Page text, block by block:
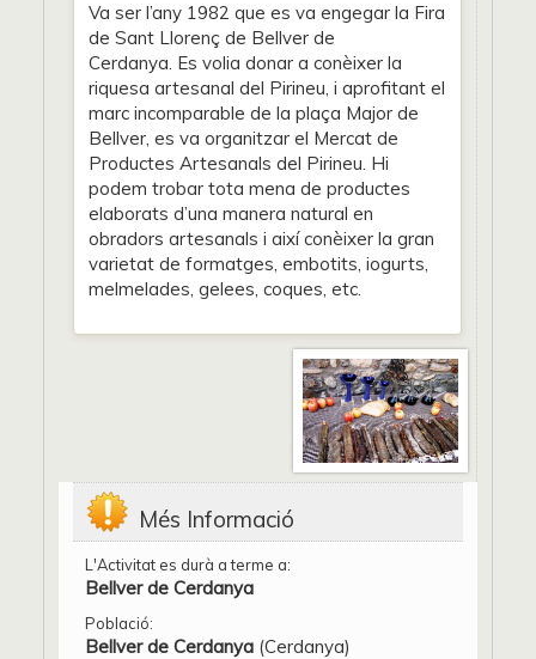
Va ser l’any 1982 que es va engegar la Fira
de Sant Llorenç de Bellver de
Cerdanya. Es volia donar a conèixer la
riquesa artesanal del Pirineu, i aprofitant el
marc incomparable de la plaça Major de
Bellver, es va organitzar el Mercat de
Productes Artesanals del Pirineu. Hi
podem trobar tota mena de productes
elaborats d’una manera natural en
obradors artesanals i així conèixer la gran
varietat de formatges, embotits, iogurts,
melmelades, gelees, coques, etc.
Més Informació
L'Activitat es durà a terme a:
Bellver de Cerdanya
Població:
Bellver de Cerdanya (Cerdanya)